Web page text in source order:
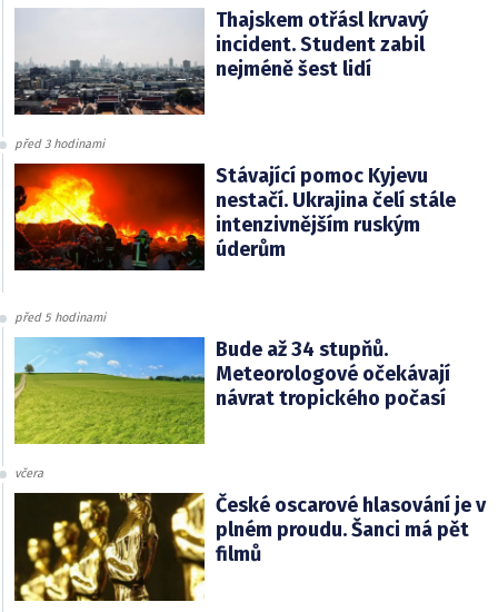
Thajskem otřásl krvavý
incident. Student zabil
nejméně šest lidí
před 3 hodinami
Stávající pomoc Kyjevu
nestačí. Ukrajina čelí stále
intenzivnějším ruským
úderům
před 5 hodinami
Bude až 34 stupňů.
Meteorologové očekávají
návrat tropického počasí
včera
České oscarové hlasování je v
plném proudu. Šanci má pět
filmů